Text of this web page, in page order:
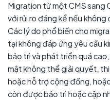
Migration từ một CMS sang
với rủi ro đáng kể nếu
Các lý do phổ biến cho
tại không đáp ứng yêu cầu
bảo trì và phát triển quá
mật không thể giải quyết,
hoặc hỗ trợ cộng đồng,
còn được bảo trì hoặc cập